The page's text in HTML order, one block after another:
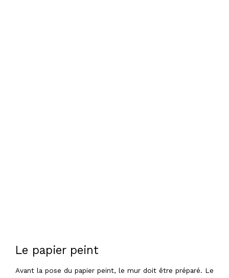
Le papier peint
Avant la pose du papier peint, le mur doit être préparé. Le